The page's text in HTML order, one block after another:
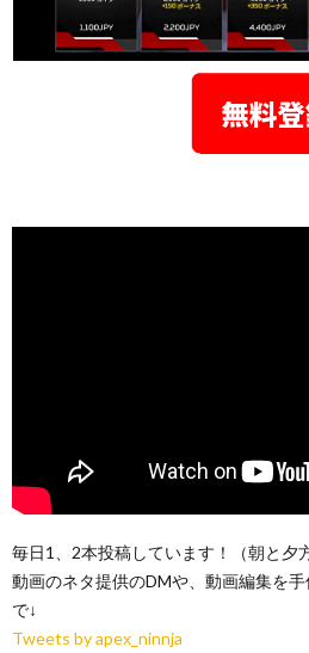
毎日1、2本投稿しています！（朝と夕
動画のネタ提供のDMや、動画編集を
で↓
Tweets by apex_ninnja